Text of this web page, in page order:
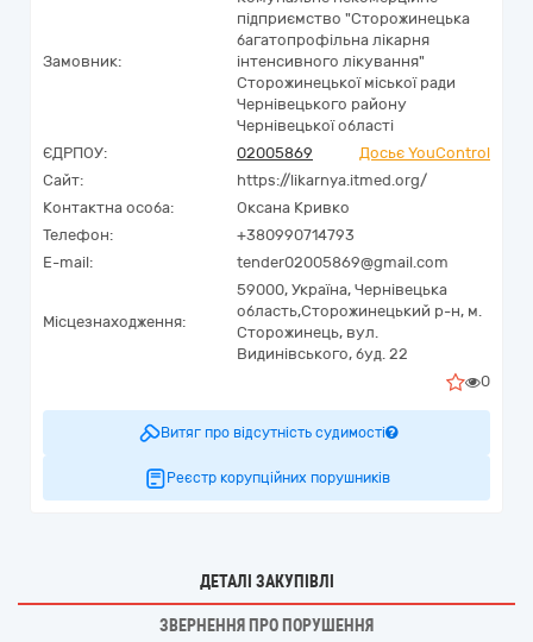
Замовник:
підприємство "Сторожинецька
багатопрофільна лікарня
інтенсивного лікування"
Сторожинецької міської ради
Чернівецького району
Чернівецької області
ЄДРПОУ:
02005869
Досьє YouControl
Сайт:
https://likarnya.itmed.org/
Контактна особа:
Оксана Кривко
Телефон:
+380990714793
E-mail:
tender02005869@gmail.com
Місцезнаходження:
59000, Україна, Чернівецька
область,Сторожинецький р-н, м.
Сторожинець, вул.
Видинівського, буд. 22
0
Витяг про відсутність судимості
Реєстр корупційних порушників
ДЕТАЛІ ЗАКУПІВЛІ
ЗВЕРНЕННЯ ПРО ПОРУШЕННЯ